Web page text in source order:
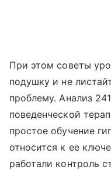
При этом советы
подушку и не
проблему. Анализ
поведенческой
простое обучение
относится к ее
работали контроль